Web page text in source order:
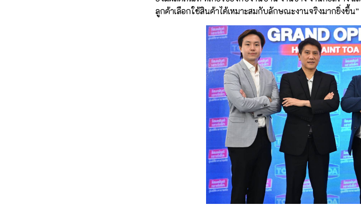
ลูกค้าเลือกใช้สินค้าได้เหมาะสมกับลักษณะงานจริงมากยิ่งขึ้น”